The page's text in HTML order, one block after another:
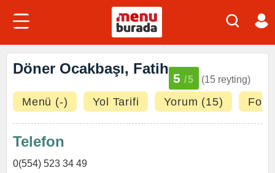
Döner Ocakbaşı, Fatih
5 /5 (15 reyting)
Menü (-) Yol Tarifi Yorum (15)
Telefon
0(554) 523 34 49